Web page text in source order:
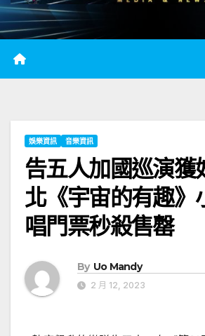
娛樂資訊 音樂資訊
告五人加國巡演獲
北《宇宙的有趣》
唱門票秒殺售罄
By Uo Mandy
2 月 12, 2023